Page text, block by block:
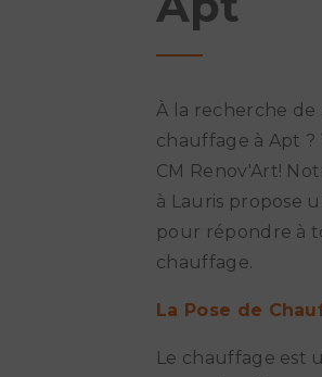
À la recherche de
chauffage à Apt
CM Renov'Art!
à Lauris propose
pour répondre à
chauffage.
La Pose de
Le chauffage est